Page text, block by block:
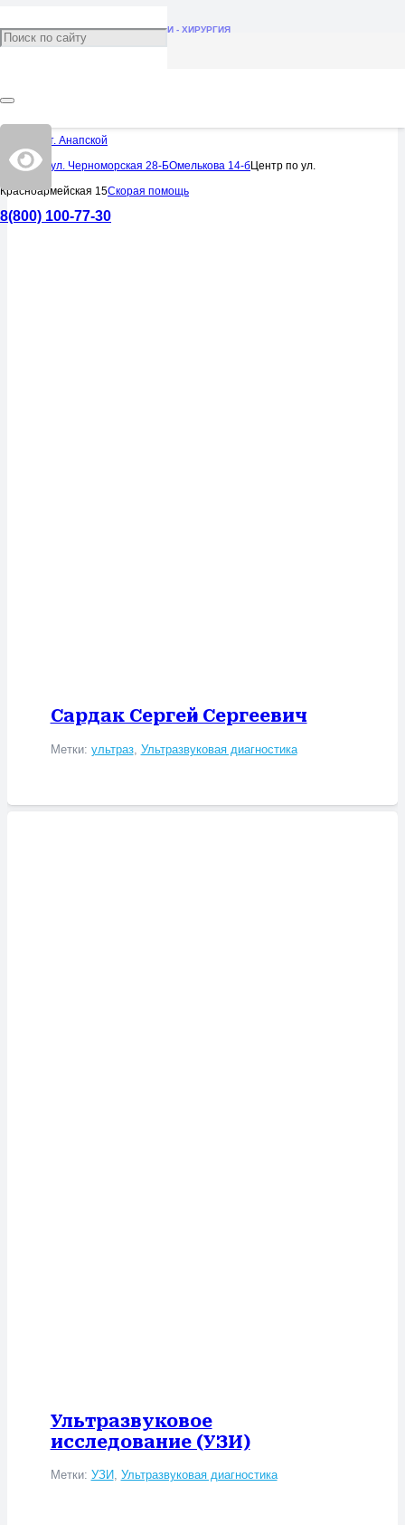
Центр в ст. Анапской
Центр по ул. Черноморская 28-БОмелькова 14-бЦентр по ул.
Красноармейская 15Скорая помощь
8(800) 100-77-30
Ультразвуковая
ВРАЧИВРАЧИ - ОМЕЛЬКОВАВРАЧИ - ХИРУРГИЯ
Сардак Сергей Сергеевич
Метки: ультраз, Ультразвуковая диагностика
УСЛУГИ
Ультразвуковое
исследование (УЗИ)
Метки: УЗИ, Ультразвуковая диагностика
ВРАЧИ - ХИРУРГИЯ
ВРАЧИ - ХИРУРГИЯ
ВРАЧИ
ВРАЧИ
ВРАЧИ - ОМЕЛЬКОВА
ВРАЧИ - ОМЕЛЬКОВА
ВРАЧИ - ОМЕЛЬКОВА
ВРАЧИ - ОМЕЛЬКОВА